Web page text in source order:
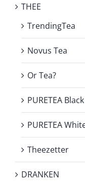
THEE
TrendingTea
Novus Tea
Or Tea?
PURETEA Black
PURETEA
Theezetter
DRANKEN